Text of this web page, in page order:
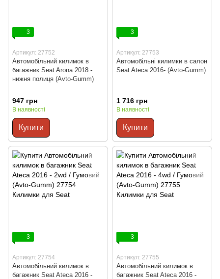
3
Артикул: 27752
Автомобільний килимок в
багажник Seat Arona 2018 -
нижня полиця (Avto-Gumm)
947 грн
В наявності
Купити
3
Артикул: 27753
Автомобільні килимки в салон
Seat Ateca 2016- (Avto-Gumm)
1 716 грн
В наявності
Купити
3
Артикул: 27754
Автомобільний килимок в
багажник Seat Ateca 2016 -
3
Артикул: 27755
Автомобільний килимок в
багажник Seat Ateca 2016 -